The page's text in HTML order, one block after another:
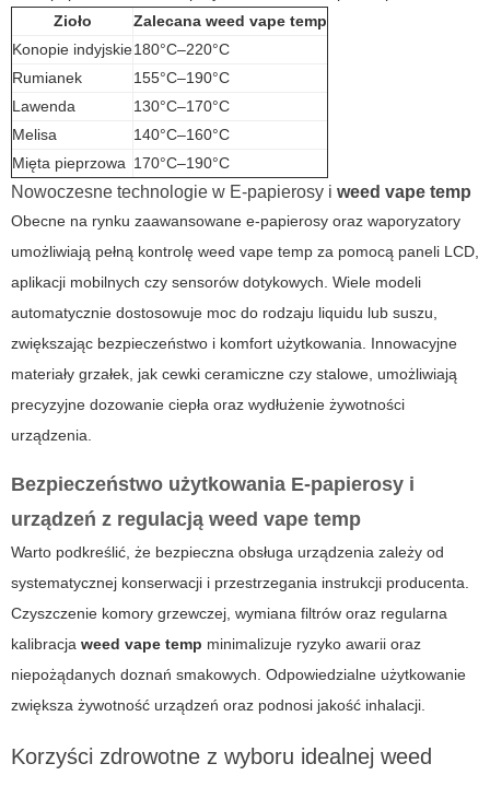
Zioło
Zalecana weed vape temp
Konopie indyjskie180°C–220°C
Rumianek
155°C–190°C
Lawenda
130°C–170°C
Melisa
140°C–160°C
Mięta pieprzowa 170°C–190°C
Nowoczesne technologie w E-papierosy i weed vape temp
Obecne na rynku zaawansowane e-papierosy oraz waporyzatory
umożliwiają pełną kontrolę weed vape temp za pomocą paneli LCD,
aplikacji mobilnych czy sensorów dotykowych. Wiele modeli
automatycznie dostosowuje moc do rodzaju liquidu lub suszu,
zwiększając bezpieczeństwo i komfort użytkowania. Innowacyjne
materiały grzałek, jak cewki ceramiczne czy stalowe, umożliwiają
precyzyjne dozowanie ciepła oraz wydłużenie żywotności
urządzenia.
Bezpieczeństwo użytkowania E-papierosy i
urządzeń z regulacją weed vape temp
Warto podkreślić, że bezpieczna obsługa urządzenia zależy od
systematycznej konserwacji i przestrzegania instrukcji producenta.
Czyszczenie komory grzewczej, wymiana filtrów oraz regularna
kalibracja weed vape temp minimalizuje ryzyko awarii oraz
niepożądanych doznań smakowych. Odpowiedzialne użytkowanie
zwiększa żywotność urządzeń oraz podnosi jakość inhalacji.
Korzyści zdrowotne z wyboru idealnej weed